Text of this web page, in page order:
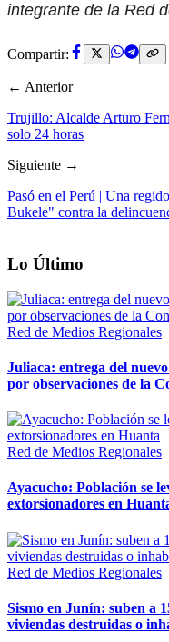
integrante de la Red
Compartir:
← Anterior
Trujillo: Alcalde Arturo
solo 24 horas
Siguiente →
Pasó en el Perú | Una
Bukele" contra la
Lo Último
Red de Medios Regionales
Juliaca: entrega del
por observaciones de la
Red de Medios Regionales
Ayacucho: Población se
extorsionadores en
Red de Medios Regionales
Sismo en Junín: suben a
viviendas destruidas o